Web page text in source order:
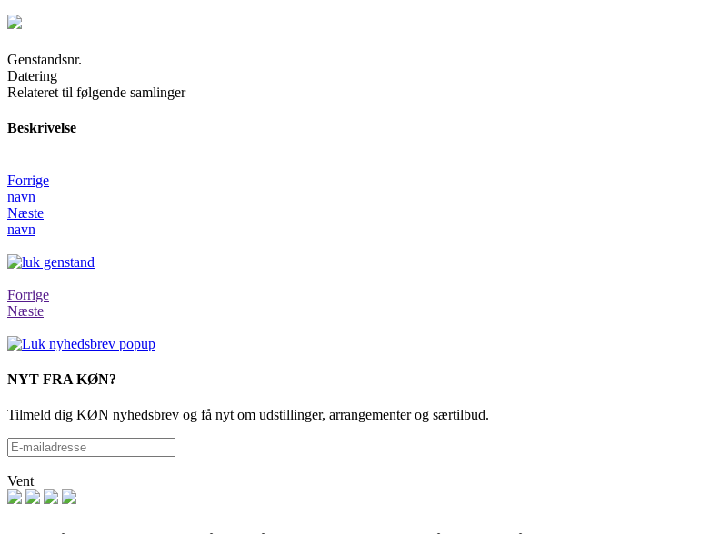
Genstandsnr.
Datering
Relateret til følgende samlinger
Beskrivelse
Forrige
navn
Næste
navn
Forrige
Næste
NYT FRA KØN?
Tilmeld dig KØN nyhedsbrev og få nyt om udstillinger, arrangementer og særtilbud.
Vent